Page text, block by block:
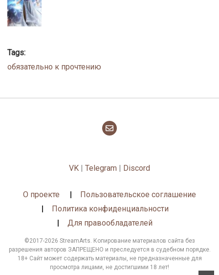
Tags:
обязательно к прочтению
VK | Telegram | Discord
О проекте
Пользовательское соглашение
Политика конфиденциальности
Для правообладателей
©2017-2026 StreamArts. Копирование материалов сайта без
разрешения авторов ЗАПРЕЩЕНО и преследуется в судебном порядке.
18+ Сайт может содержать материалы, не предназначенные для
просмотра лицами, не достигшими 18 лет!